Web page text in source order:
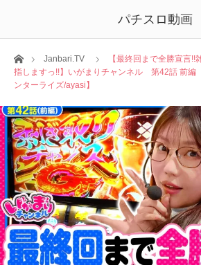
パチスロ動画
ホームJanbari.TV
【最終回まで全勝宣言!!
指しますっ!!】いがまりチャンネル 第42話 前編
ンターライズ/ayasi】